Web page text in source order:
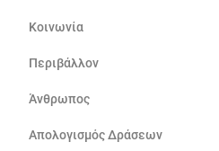
Κοινωνία
Περιβάλλον
Άνθρωπος
Απολογισμός Δράσεων